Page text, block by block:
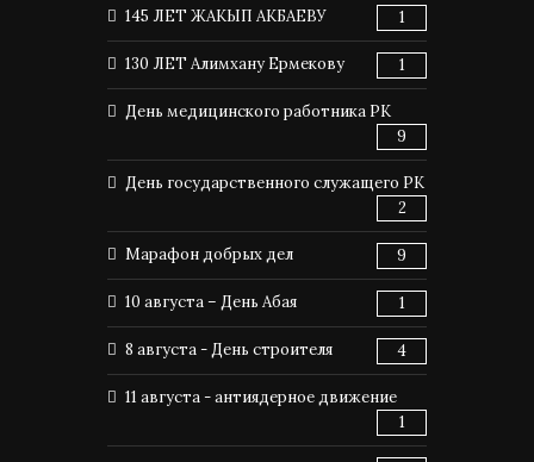
145 ЛЕТ ЖАКЫП АКБАЕВУ 1
130 ЛЕТ Алимхану Ермекову 1
День медицинского работника РК
9
День государственного служащего РК
2
Марафон добрых дел 9
10 августа – День Абая 1
8 августа - День строителя 4
11 августа - антиядерное движение
1